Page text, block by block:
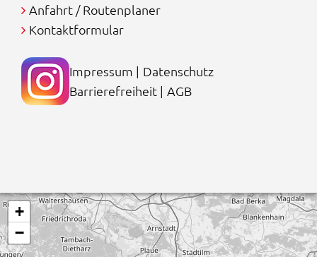
Anfahrt / Routenplaner
Kontaktformular
Impressum | Datenschutz
Barrierefreiheit | AGB
+
−